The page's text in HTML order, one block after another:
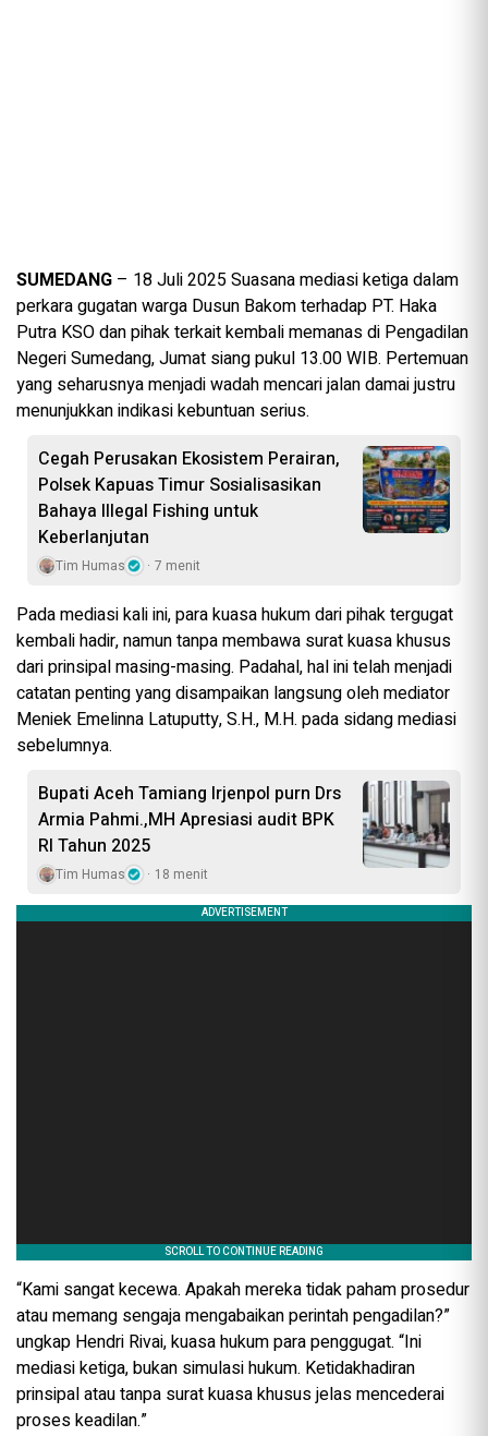
SUMEDANG – 18 Juli 2025 Suasana mediasi ketiga dalam
perkara gugatan warga Dusun Bakom terhadap PT. Haka
Putra KSO dan pihak terkait kembali memanas di Pengadilan
Negeri Sumedang, Jumat siang pukul 13.00 WIB. Pertemuan
yang seharusnya menjadi wadah mencari jalan damai justru
menunjukkan indikasi kebuntuan serius.
Cegah Perusakan Ekosistem Perairan,
Polsek Kapuas Timur Sosialisasikan
Bahaya Illegal Fishing untuk
Keberlanjutan
Tim Humas 7 menit
Pada mediasi kali ini, para kuasa hukum dari pihak tergugat
kembali hadir, namun tanpa membawa surat kuasa khusus
dari prinsipal masing-masing. Padahal, hal ini telah menjadi
catatan penting yang disampaikan langsung oleh mediator
Meniek Emelinna Latuputty, S.H., M.H. pada sidang mediasi
sebelumnya.
Bupati Aceh Tamiang Irjenpol purn Drs
Armia Pahmi.,MH Apresiasi audit BPK
RI Tahun 2025
Tim Humas 18 menit
“Kami sangat kecewa. Apakah mereka tidak paham prosedur
atau memang sengaja mengabaikan perintah pengadilan?”
ungkap Hendri Rivai, kuasa hukum para penggugat. “Ini
mediasi ketiga, bukan simulasi hukum. Ketidakhadiran
prinsipal atau tanpa surat kuasa khusus jelas mencederai
proses keadilan.”